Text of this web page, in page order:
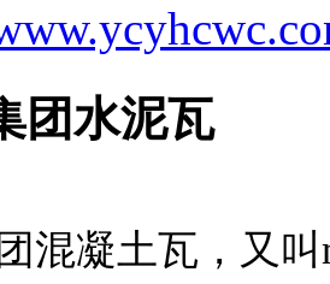
团水泥瓦
混凝土瓦，又